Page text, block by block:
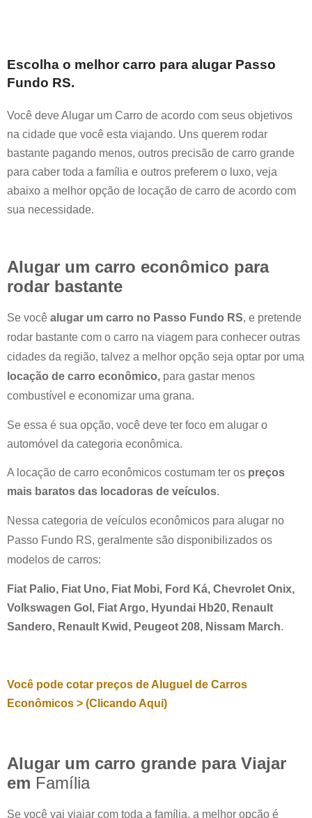
Escolha o melhor carro para alugar Passo
Fundo RS.
Você deve Alugar um Carro de acordo com seus objetivos
na cidade que você esta viajando. Uns querem rodar
bastante pagando menos, outros precisão de carro grande
para caber toda a família e outros preferem o luxo, veja
abaixo a melhor opção de locação de carro de acordo com
sua necessidade.
Alugar um carro econômico para
rodar bastante
Se você alugar um carro no Passo Fundo RS, e pretende
rodar bastante com o carro na viagem para conhecer outras
cidades da região, talvez a melhor opção seja optar por uma
locação de carro econômico, para gastar menos
combustível e economizar uma grana.
Se essa é sua opção, você deve ter foco em alugar o
automóvel da categoria econômica.
A locação de carro econômicos costumam ter os preços
mais baratos das locadoras de veículos.
Nessa categoria de veículos econômicos para alugar no
Passo Fundo RS, geralmente são disponibilizados os
modelos de carros:
Fiat Palio, Fiat Uno, Fiat Mobi, Ford Ká, Chevrolet Onix,
Volkswagen Gol, Fiat Argo, Hyundai Hb20, Renault
Sandero, Renault Kwid, Peugeot 208, Nissam March.
Você pode cotar preços de Aluguel de Carros
Econômicos > (Clicando Aqui)
Alugar um carro grande para Viajar
em Família
Se você vai viajar com toda a família, a melhor opção é